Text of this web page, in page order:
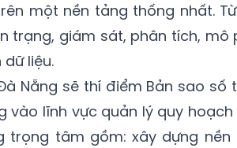
một nền tảng thống nhất.
trạng, giám sát, phân tích,
liệu.
Nẵng sẽ thí điểm Bản sao
vào lĩnh vực quản lý quy
trọng tâm gồm: xây dựng